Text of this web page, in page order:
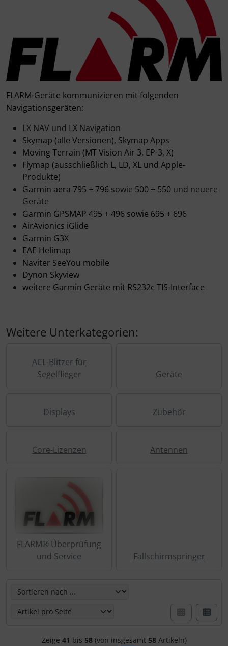
FLARM-Geräte kommunizieren mit folgenden
Navigationsgeräten:
LX NAV und LX Navigation
Skymap (alle Versionen), Skymap Apps
Moving Terrain (MT Vision Air 3, EP-3, X)
Flymap (ausschließlich L, LD, XL und Apple-
Produkte)
Garmin aera 795 + 796 sowie 500 + 550 und neuere
Geräte
Garmin GPSMAP 495 + 496 sowie 695 + 696
AirAvionics iGlide
Garmin G3X
EAE Helimap
Naviter SeeYou mobile
Dynon Skyview
weitere Garmin Geräte mit RS232c TIS-Interface
Weitere Unterkategorien:
ACL-Blitzer für
Segelflieger
Geräte
Displays Zubehör
Core-Lizenzen Antennen
FLARM® Überprüfung
und Service
Fallschirmspringer
Zeige 41 bis 58(von insgesamt 58Artikeln)
Zubehör und Ersatzteile für Instrumente
Fliegerspiele
Fliegeruhren
Für Pilotenkinder
Geschenk-Boutique
Gutscheine
Kalender
Magnetflugzeuge
Personalisierte Produkte
Schlüsselanhänger
Schmuck
Thermikhüte
3D Reliefkarten
Kniebretter
Literatur / Bücher
Südfrankreich-Zubehör
Thermikhüte
Ver- und Entsorgung
Warm und Kalt
Sonstiges